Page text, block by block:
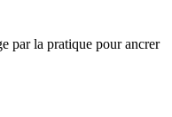
par la pratique pour ancrer